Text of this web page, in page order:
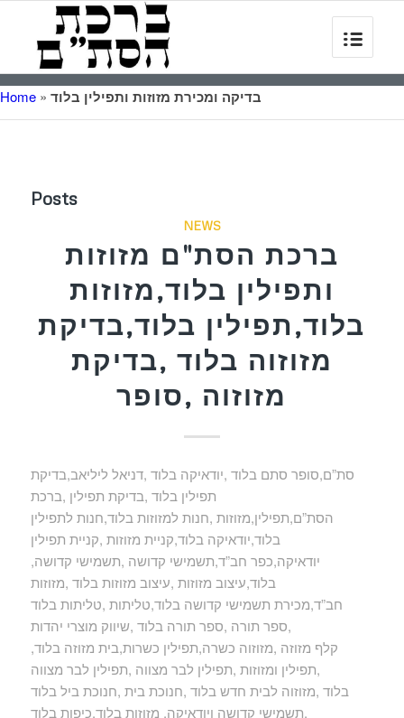
Home » בדיקה ומכירת מזוזות ותפילין בלוד
Posts
NEWS
ברכת הסת"ם מזוזות
ותפילין בלוד,מזוזות
בלוד,תפילין בלוד,בדיקת
מזוזוה בלוד ,בדיקת
מזוזוה ,סופר
סת”ם,סופר סתם בלוד ,יודאיקה בלוד ,דניאל ליליאב,בדיקת
תפילין בלוד ,בדיקת תפילין ,ברכת
הסת”ם,תפילין,מזוזות ,חנות למזוזות בלוד,חנות לתפילין
בלוד,יודאיקה בלוד,קניית מזוזות ,קניית תפילין
,יודאיקה,כפר חב”ד,תשמישי קדושה ,תשמישי קדושה
בלוד,עיצוב מזוזות ,עיצוב מזוזות בלוד ,מזוזות
חב”ד,מכירת תשמישי קדושה בלוד,טליתות ,טליתות בלוד
,ספר תורה ,ספר תורה בלוד ,שיווק מוצרי יהדות
,קלף מזוזה ,מזוזוה כשרה,תפילין כשרות,בית מזוזה בלוד
,תפילין ומזוזות ,תפילין לבר מצווה ,תפילין לבר מצווה
בלוד ,מזוזוה לבית חדש בלוד ,חנוכת בית ,חנוכת ביל בלוד
,תשמישי קדושה ויודאיקה, מזוזות בלוד,כיפות בלוד